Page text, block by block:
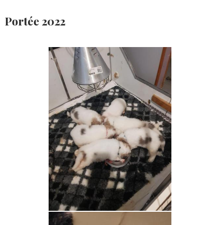
Portée 2022